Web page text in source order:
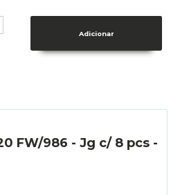
FW/986 - Jg c/ 8 pcs -